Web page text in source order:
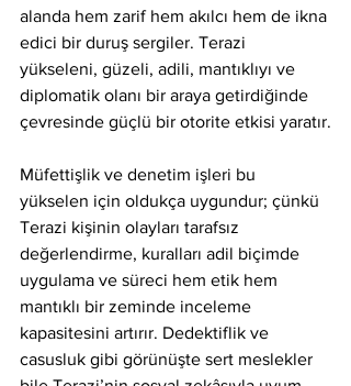
alanda hem zarif hem akılcı hem de ikna
edici bir duruş sergiler. Terazi
yükseleni, güzeli, adili, mantıklıyı ve
diplomatik olanı bir araya getirdiğinde
çevresinde güçlü bir otorite etkisi yaratır.
Müfettişlik ve denetim işleri bu
yükselen için oldukça uygundur; çünkü
Terazi kişinin olayları tarafsız
değerlendirme, kuralları adil biçimde
uygulama ve süreci hem etik hem
mantıklı bir zeminde inceleme
kapasitesini artırır. Dedektiflik ve
casusluk gibi görünüşte sert meslekler